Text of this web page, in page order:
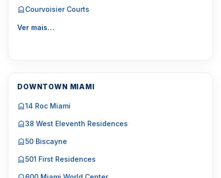
Courvoisier Courts
Ver mais…
DOWNTOWN MIAMI
14 Roc Miami
38 West Eleventh Residences
50 Biscayne
501 First Residences